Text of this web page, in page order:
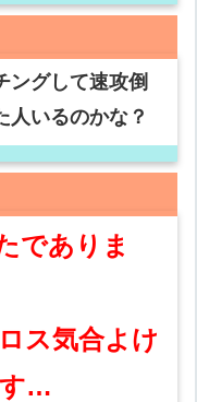
ングして速攻倒
人いるのかな？
でありま
ス気合よけ
す…